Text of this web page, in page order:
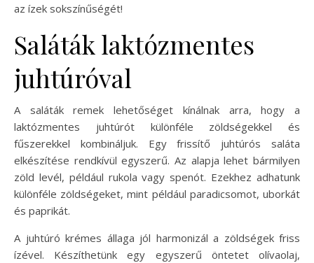
az ízek sokszínűségét!
Saláták laktózmentes
juhtúróval
A saláták remek lehetőséget kínálnak arra, hogy a
laktózmentes juhtúrót különféle zöldségekkel és
fűszerekkel kombináljuk. Egy frissítő juhtúrós saláta
elkészítése rendkívül egyszerű. Az alapja lehet bármilyen
zöld levél, például rukola vagy spenót. Ezekhez adhatunk
különféle zöldségeket, mint például paradicsomot, uborkát
és paprikát.
A juhtúró krémes állaga jól harmonizál a zöldségek friss
ízével. Készíthetünk egy egyszerű öntetet olívaolaj,